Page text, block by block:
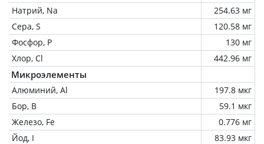
Натрий, Na
254.63 мг
Сера, S
120.58 мг
Фосфор, P
130 мг
Хлор, Cl
442.96 мг
Микроэлементы
Алюминий, Al
197.8 мкг
Бор, B
59.1 мкг
Железо, Fe
0.776 мг
Йод, I
83.93 мкг